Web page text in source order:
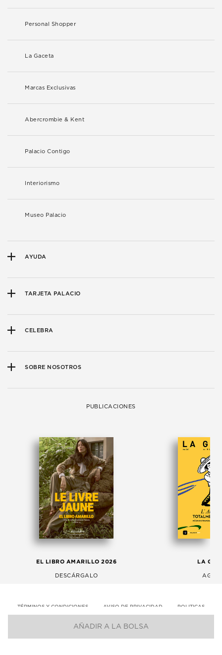
AÑADIR A LA BOLSA
Personal Shopper
La Gaceta
Marcas Exclusivas
Abercrombie & Kent
Palacio Contigo
Interiorismo
Museo Palacio
AYUDA
TARJETA PALACIO
CELEBRA
SOBRE NOSOTROS
PUBLICACIONES
EL LIBRO AMARILLO 2026
DESCÁRGALO
LA
TÉRMINOS Y CONDICIONES AVISO DE PRIVACIDAD POLITICAS